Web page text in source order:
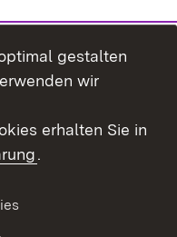
zur
gestalten
wir
erhalten Sie in
.